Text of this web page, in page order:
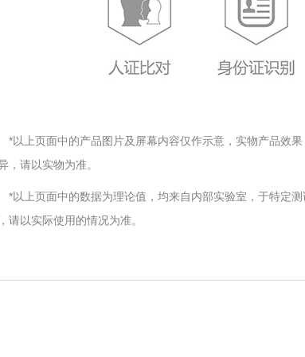
*以上页面中的产品图片及屏幕内容仅作示意，实物产品效
，请以实物为准。
*以上页面中的数据为理论值，均来自内部实验室，于特定
请以实际使用的情况为准。